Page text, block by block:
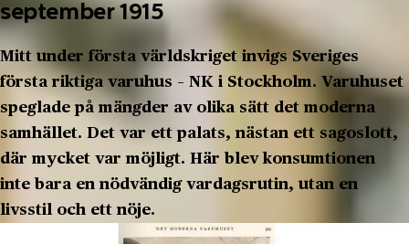
september 1915
Mitt under första världskriget invigs Sveriges
första riktiga varuhus – NK i Stockholm. Varuhuset
speglade på mängder av olika sätt det moderna
samhället. Det var ett palats, nästan ett sagoslott,
där mycket var möjligt. Här blev konsumtionen
inte bara en nödvändig vardagsrutin, utan en
livsstil och ett nöje.